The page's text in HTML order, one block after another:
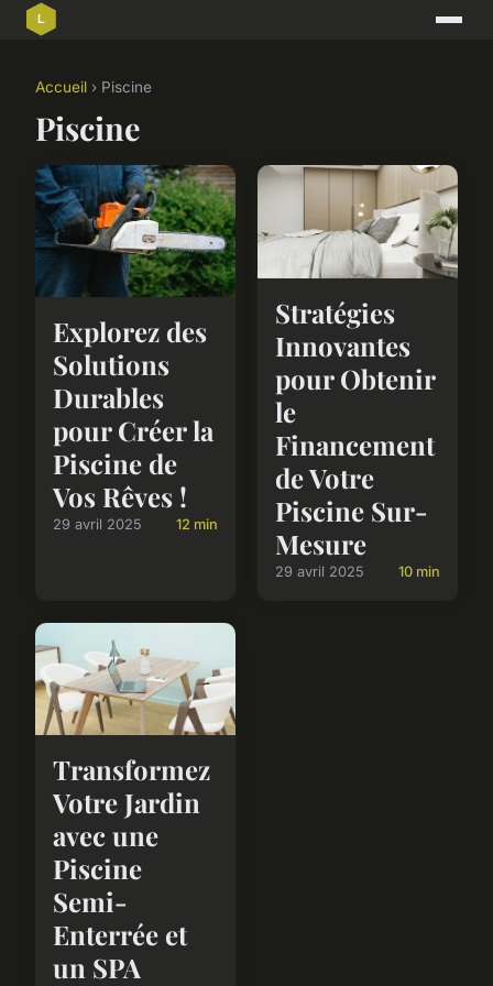
Accueil › Piscine
Piscine
Explorez des
Solutions
Durables
pour Créer la
Piscine de
Vos Rêves !
29 avril 2025 12 min
Stratégies
Innovantes
pour Obtenir
le
Financement
de Votre
Piscine Sur-
Mesure
29 avril 2025 10 min
Transformez
Votre Jardin
avec une
Piscine
Semi-
Enterrée et
un SPA